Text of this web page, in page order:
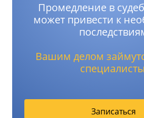
Промедление в
может привести к
Вашим делом
Записаться